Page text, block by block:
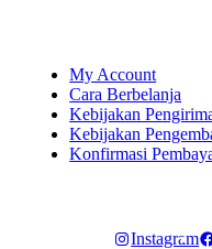
My Account
Cara Berbelanja
Kebijakan
Kebijakan
Konfirmasi
Instagram